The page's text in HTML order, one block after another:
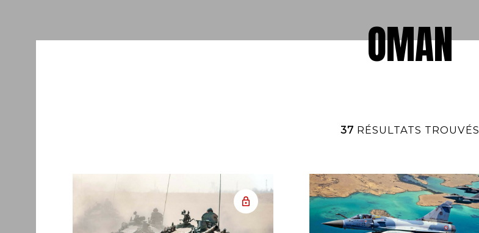
OMAN
37 RÉSULTATS TROUVÉS